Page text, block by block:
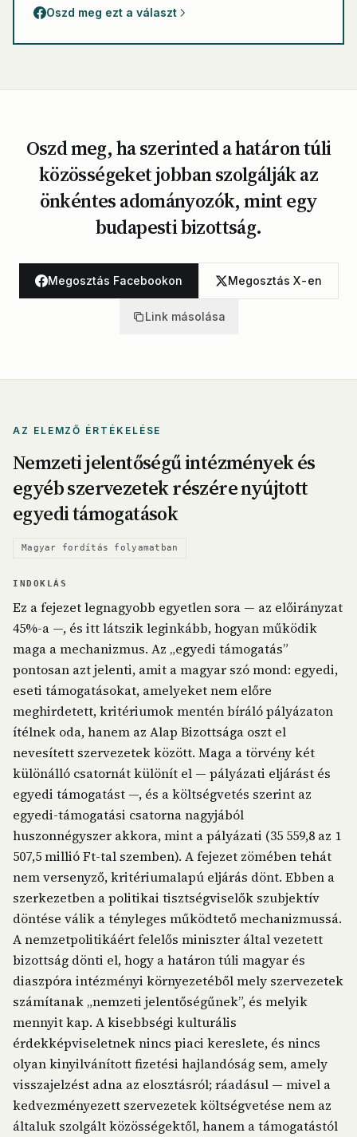
Oszd meg ezt a választ
Oszd meg, ha szerinted a határon túli
közösségeket jobban szolgálják az
önkéntes adományozók, mint egy
budapesti bizottság.
Megosztás Facebookon Megosztás X-en
Link másolása
AZ ELEMZŐ ÉRTÉKELÉSE
Nemzeti jelentőségű intézmények és
egyéb szervezetek részére nyújtott
egyedi támogatások
Magyar fordítás folyamatban
INDOKLÁS
Ez a fejezet legnagyobb egyetlen sora — az előirányzat
45%-a —, és itt látszik leginkább, hogyan működik
maga a mechanizmus. Az „egyedi támogatás”
pontosan azt jelenti, amit a magyar szó mond: egyedi,
eseti támogatásokat, amelyeket nem előre
meghirdetett, kritériumok mentén bíráló pályázaton
ítélnek oda, hanem az Alap Bizottsága oszt el
nevesített szervezetek között. Maga a törvény két
különálló csatornát különít el — pályázati eljárást és
egyedi támogatást —, és a költségvetés szerint az
egyedi-támogatási csatorna nagyjából
huszonnégyszer akkora, mint a pályázati (35 559,8 az 1
507,5 millió Ft-tal szemben). A fejezet zömében tehát
nem versenyző, kritériumalapú eljárás dönt. Ebben a
szerkezetben a politikai tisztségviselők szubjektív
döntése válik a tényleges működtető mechanizmussá.
A nemzetpolitikáért felelős miniszter által vezetett
bizottság dönti el, hogy a határon túli magyar és
diaszpóra intézményi környezetéből mely szervezetek
számítanak „nemzeti jelentőségűnek”, és melyik
mennyit kap. A kisebbségi kulturális
érdekképviseletnek nincs piaci kereslete, és nincs
olyan kinyilvánított fizetési hajlandóság sem, amely
visszajelzést adna az elosztásról; ráadásul — mivel a
kedvezményezett szervezetek költségvetése nem az
általuk szolgált közösségektől, hanem a támogatástól